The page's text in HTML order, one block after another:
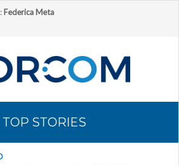
Federica Meta
TOP STORIES